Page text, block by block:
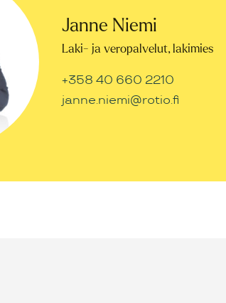
Janne Niemi
Laki- ja veropalvelut, lakimies
+358 40 660 2210
janne.niemi@rotio.fi